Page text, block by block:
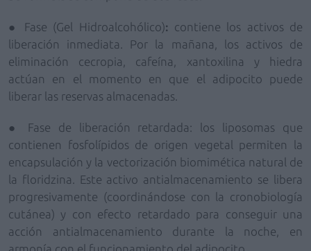
● Fase (Gel Hidroalcohólico): contiene los activos de
liberación inmediata
. Por la mañana, los activos de
eliminación cecropia, cafeína,
xantoxilina
y hiedra
actúan en el momento en que el adipocito puede
liberar las reservas almacenadas.
● Fase de liberación retardada: los liposomas que
contienen fosfolípidos de origen vegetal permiten la
encapsulación y la vectorización biomimética natural de
la floridzina. Este activo antialmacenamiento se libera
progresivamente (coordinándose con la cronobiología
cutánea) y con efecto retardado para conseguir una
acción antialmacenamiento
durante la noche, en